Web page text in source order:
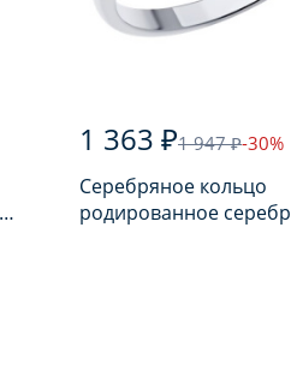
1 363 ₽1 947 ₽-30%
Серебряное кольцо
родированное